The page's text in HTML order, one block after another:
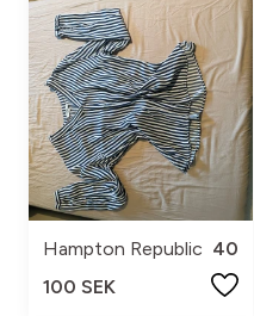
Hampton Republic 40
100 SEK